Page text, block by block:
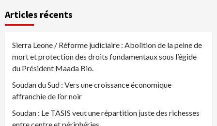
Articles récents
Sierra Leone / Réforme judiciaire : Abolition de la peine de
mort et protection des droits fondamentaux sous l’égide
du Président Maada Bio.
Soudan du Sud : Vers une croissance économique
affranchie de l’or noir
Soudan : Le TASIS veut une répartition juste des richesses